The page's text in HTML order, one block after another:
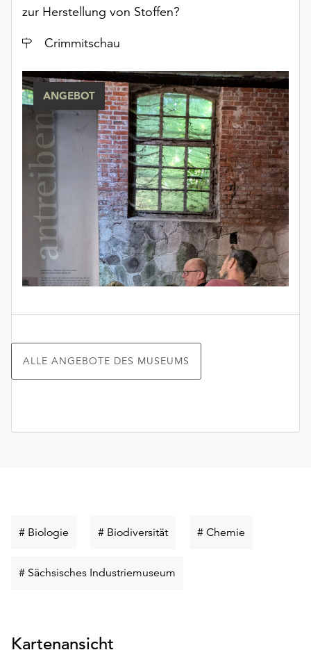
zur Herstellung von Stoffen?
Ort
Crimmitschau
ANGEBOT
ALLE ANGEBOTE DES MUSEUMS
# Biologie Schlüsselwort
# BiodiversitätSchlüsselwort
# Chemie
# Sächsisches Industriemuseum
Kartenansicht